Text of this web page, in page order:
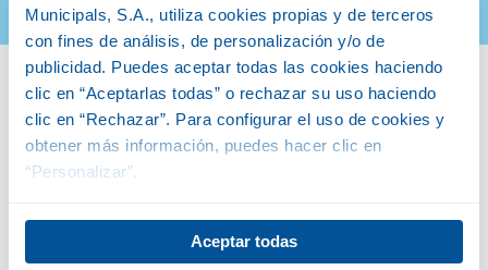
Municipals, S.A., utiliza cookies propias y de terceros
con fines de análisis, de personalización y/o de
publicidad. Puedes aceptar todas las cookies haciendo
clic en “Aceptarlas todas” o rechazar su uso haciendo
clic en “Rechazar”. Para configurar el uso de cookies y
obtener más información, puedes hacer clic en
“Personalizar”.
Aceptar todas